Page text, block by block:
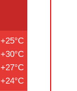
+25°C
+30°C
+27°C
+24°C